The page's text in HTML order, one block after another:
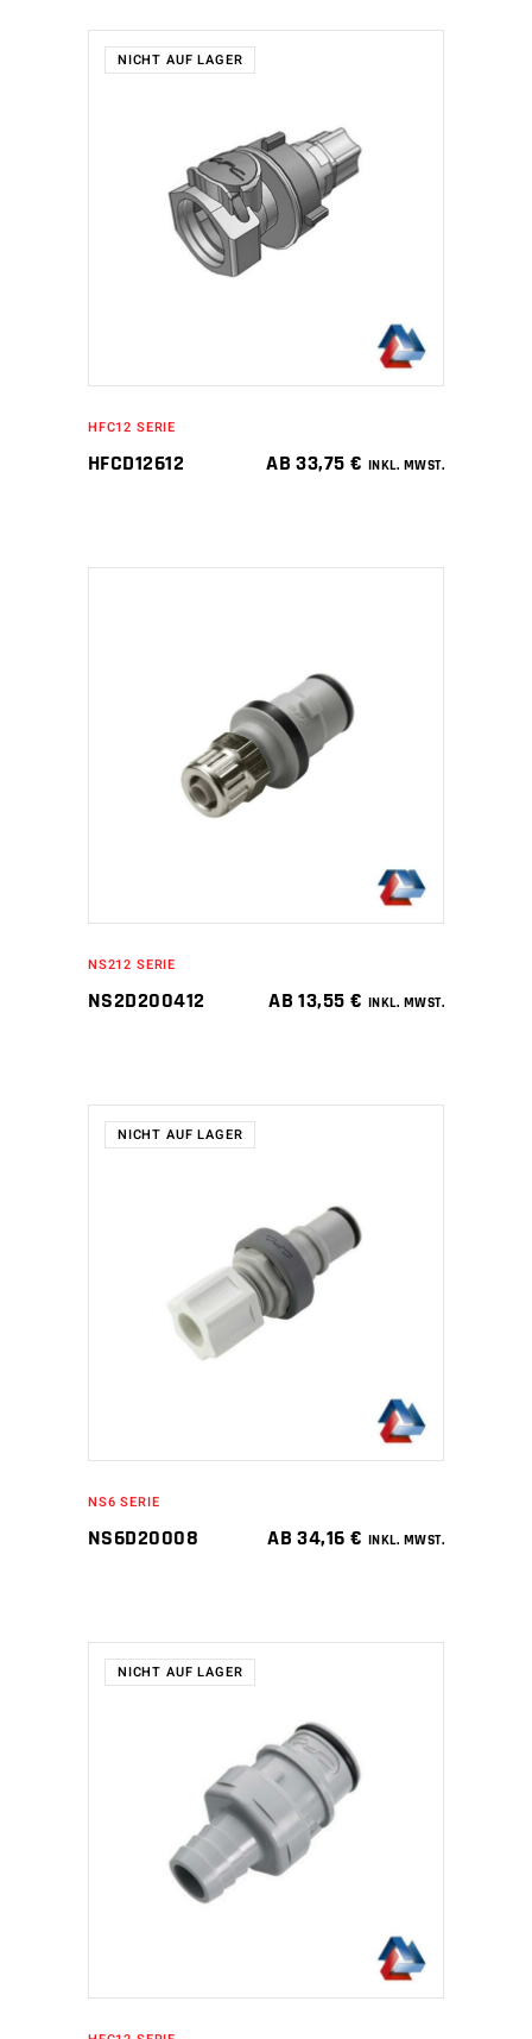
NICHT AUF LAGER
WEITERLESEN
HFC12 SERIE
HFCD12612 AB33,75€ INKL. MWST.
IN DEN WARENKORB
NS212 SERIE
NS2D200412 AB13,55€ INKL. MWST.
NICHT AUF LAGER
WEITERLESEN
NS6 SERIE
NS6D20008 AB34,16€ INKL. MWST.
NICHT AUF LAGER
WEITERLESEN